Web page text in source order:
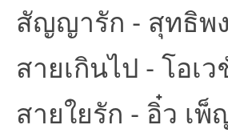
สัญญารัก - สุทธิพ
สายเกินไป - โอเ
สายใยรัก - อิ๋ว เ